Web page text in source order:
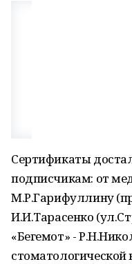
Сертификаты
подписчикам: от
М.Р.Гарифуллину
И.И.Тарасенко
«Бегемот» -